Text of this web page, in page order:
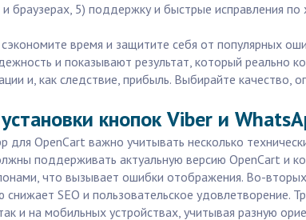
браузерах, 5) поддержку и быстрые исправления
время и защитите себя от популярных
и показывают результат, который реально
и, как следствие, прибыль. Выбирайте
кнопок Viber и
для OpenCart важно учитывать несколько
поддерживать актуальную версию OpenCart и
что вызывает ошибки отображения. Во-
снижает SEO и пользовательское удовлетворение.
и на мобильных устройствах, учитывая разную